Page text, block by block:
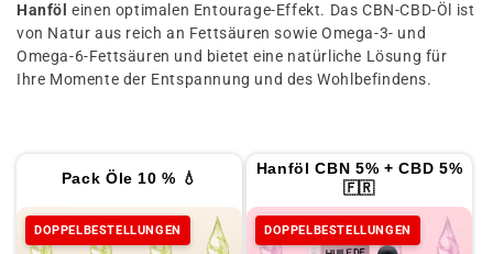
u
n
g
Hanföl einen optimalen Entourage-Effekt. Das CBN-CBD-Öl ist
von Natur aus reich an Fettsäuren sowie Omega-3- und
Omega-6-Fettsäuren und bietet eine natürliche Lösung für
Ihre Momente der Entspannung und des Wohlbefindens.
Pack Öle 10 % 💧
DOPPELBESTELLUNGEN
Hanföl CBN 5% + CBD 5%
🇫🇷
DOPPELBESTELLUNGEN